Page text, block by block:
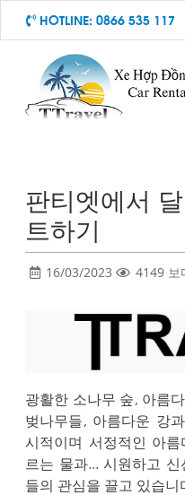
HOTLINE:0866 535 117
판티엣에서
트하기
16/03/2023 4149 보
광활한 소나무 숲, 아름
벚나무들, 아름다운 강
시적이며 서정적인 아
르는 물과... 시원하고
들의 관심을 끌고 있습